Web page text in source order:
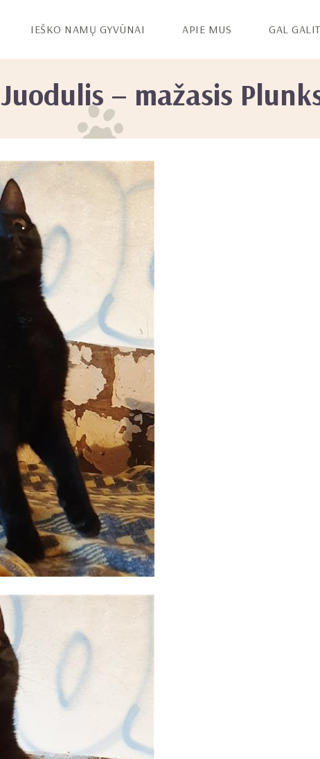
IEŠKO NAMŲ GYVŪNAI APIE MUS GAL
Juodulis – mažasis